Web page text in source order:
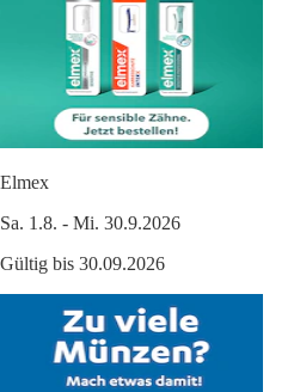
Elmex
Sa. 1.8. - Mi. 30.9.2026
Gültig bis 30.09.2026